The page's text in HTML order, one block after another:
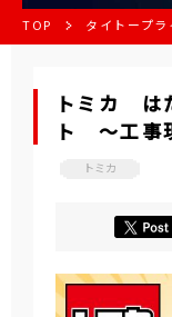
TOP タイトープラ
トミカ は
ト ～工事
トミカ